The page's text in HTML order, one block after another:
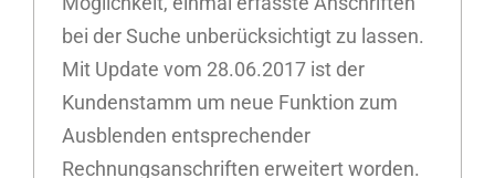
bei der Suche unberücksichtigt zu lassen.
Mit Update vom 28.06.2017 ist der
Kundenstamm um neue Funktion zum
Ausblenden entsprechender
Rechnungsanschriften erweitert worden.